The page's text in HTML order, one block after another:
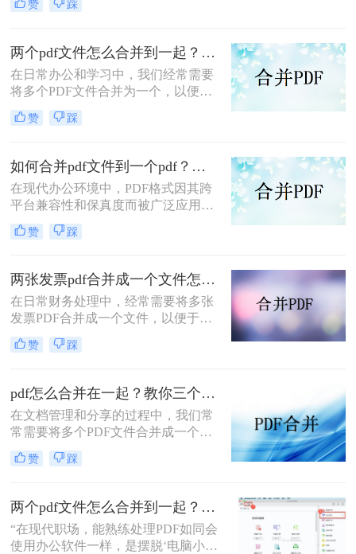
么如何将多个PDF文件合并呢？本文
赞 踩
两个pdf文件怎么合并到一起？这三种合并方法超实用！
在日常办公和学习中，我们经常需要
将多个PDF文件合并为一个，以便于
阅读、分享或存档。那么两个pdf文件
怎么合并到一起呢？本文将介绍三种
赞 踩
如何合并pdf文件到一个pdf？分享三种不同的方法来帮助您轻松合并！
在现代办公环境中，PDF格式因其跨
平台兼容性和保真度而被广泛应用于
文档管理和分享。然而，当需要整合
多个PDF文件时，找到一种简单且有
何合并pdf文件到一个pdf呢？本文将
介绍三种不同的方法来帮助您轻松地
将多个PDF文件合并成一个PDF文
件。
赞 踩
两张发票pdf合并成一个文件怎么弄？掌握这3种方法轻松合并！
在日常财务处理中，经常需要将多张
发票PDF合并成一个文件，以便于归
档、分享或打印。那么两张发票pdf合
并成一个文件怎么弄呢？本文将介绍
的方法。
赞 踩
pdf怎么合并在一起？教你三个好用办法！
在文档管理和分享的过程中，我们常
常需要将多个PDF文件合并成一个单
一的文件，以简化发送、存储或打印
的过程。无论是为了创建综合报告、
握pdf怎么合并在一起是一项非常实用
的技能。本文将介绍三种不同的PDF
合并方法。
赞 踩
两个pdf文件怎么合并到一起？3分钟教会你5种专业方法，最后一招绝了！
“在现代职场，能熟练处理PDF如同会
使用办公软件一样，是摆脱‘电脑小